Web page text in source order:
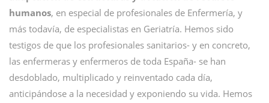
humanos, en especial de profesionales de Enfermería, y
más todavía, de especialistas en Geriatría. Hemos sido
testigos de que los profesionales sanitarios- y en concreto,
las enfermeras y enfermeros de toda España- se han
desdoblado, multiplicado y reinventado cada día,
anticipándose a la necesidad y exponiendo su vida. Hemos